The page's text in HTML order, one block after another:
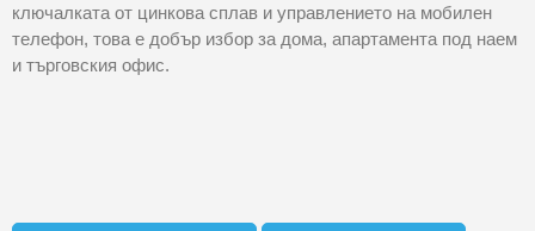
ключалката от цинкова сплав и управлението на мобилен
телефон, това е добър избор за дома, апартамента под наем
и търговския офис.